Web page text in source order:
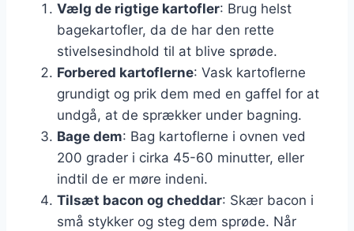
Vælg de rigtige kartofler: Brug helst
bagekartofler, da de har den rette
stivelsesindhold til at blive sprøde.
Forbered kartoflerne: Vask kartoflerne
grundigt og prik dem med en gaffel for at
undgå, at de sprækker under bagning.
Bage dem: Bag kartoflerne i ovnen ved
200 grader i cirka 45-60 minutter, eller
indtil de er møre indeni.
Tilsæt bacon og cheddar: Skær bacon i
små stykker og steg dem sprøde. Når